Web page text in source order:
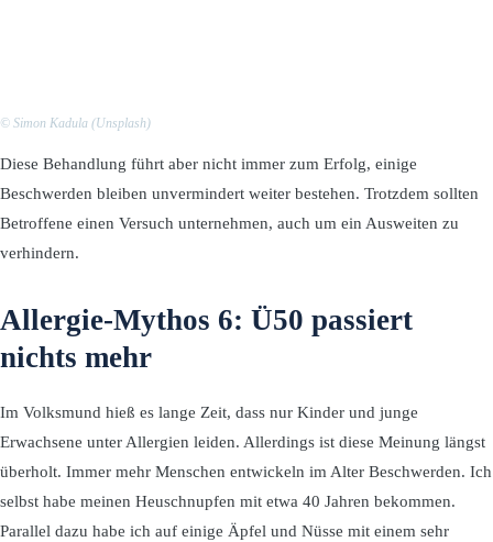
© Simon Kadula (Unsplash)
Diese Behandlung führt aber nicht immer zum Erfolg, einige
Beschwerden bleiben unvermindert weiter bestehen. Trotzdem sollten
Betroffene einen Versuch unternehmen, auch um ein Ausweiten zu
verhindern.
Allergie-Mythos 6: Ü50 passiert
nichts mehr
Im Volksmund hieß es lange Zeit, dass nur Kinder und junge
Erwachsene unter Allergien leiden. Allerdings ist diese Meinung längst
überholt. Immer mehr Menschen entwickeln im Alter Beschwerden. Ich
selbst habe meinen Heuschnupfen mit etwa 40 Jahren bekommen.
Parallel dazu habe ich auf einige Äpfel und Nüsse mit einem sehr